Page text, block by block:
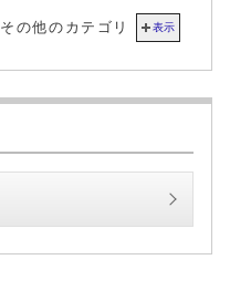
その他のカテゴリ 表示